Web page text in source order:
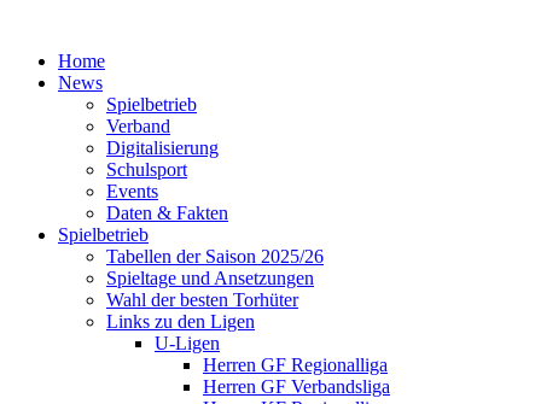
Home
News
Spielbetrieb
Verband
Digitalisierung
Schulsport
Events
Daten & Fakten
Spielbetrieb
Tabellen der Saison 2025/26
Spieltage und Ansetzungen
Wahl der besten Torhüter
Links zu den Ligen
U-Ligen
Herren GF Regionalliga
Herren GF Verbandsliga